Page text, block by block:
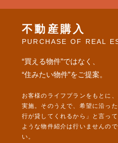
不動産購入
PURCHASE OF REAL
“買える物件”ではなく、
“住みたい物件”をご提案。
お客様のライフプランをもとに
実施。そのうえで、希望に沿っ
行が貸してくれるから」と言っ
ような物件紹介は行いませんの
い。